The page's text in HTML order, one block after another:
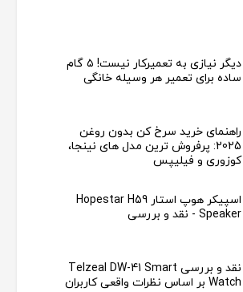
دیگر نیازی به تعمیرکار نیست! ۵ گام
ساده برای تعمیر هر وسیله خانگی
راهنمای خرید سرخ کن بدون روغن
2025: پرفروش ترین مدل های نینجا،
کوزوری و فیلیپس
اسپیکر هوپ استار Hopestar H59
Speaker - نقد و بررسی
نقد و بررسی Telzeal DW-41 Smart
Watch بر اساس نظرات واقعی کاربران